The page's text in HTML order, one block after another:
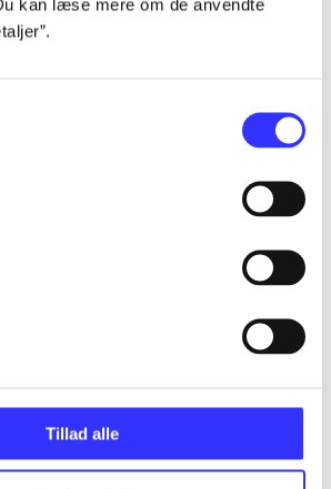
kan læse mere om de anvendte
Tillad alle